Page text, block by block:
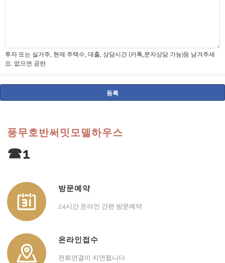
투자 또는 실거주, 현재 주택수, 대출, 상담시간 (카톡,문자상담 가능)등 남겨주세
요. 없으면 공란
풍무호반써밋모델하우스
☎1
방문예약
24시간 온라인 간편 방문예약
온라인접수
전화연결이 지연됩니다.